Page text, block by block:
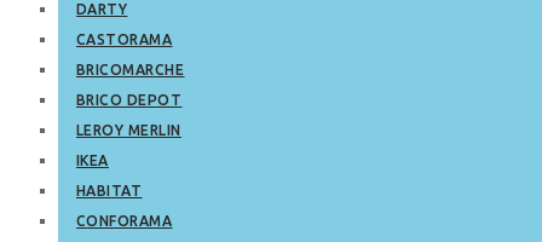
DARTY
CASTORAMA
BRICOMARCHE
BRICO DEPOT
LEROY MERLIN
IKEA
HABITAT
CONFORAMA